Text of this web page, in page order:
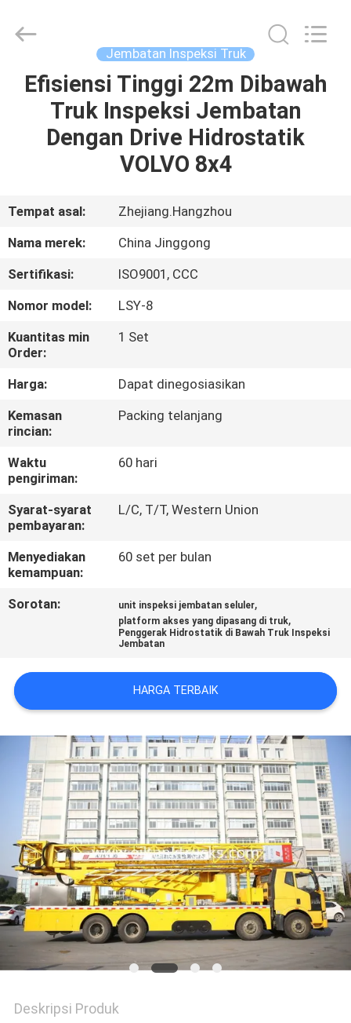
RUMAH
PRODUK
KAMI
PABRIK
KONTROL
KUALITAS
HUBUNGI
KAMI
BERITA
PERMINTAAN
PENAWARAN
KEBIJAKAN
PRIVASI
PURPOSE
VEHICLE
Reserved.
Jembatan Inspeksi Truk
Efisiensi Tinggi 22m Dibawah
Truk Inspeksi Jembatan
Dengan Drive Hidrostatik
VOLVO 8x4
Tempat asal:
Zhejiang.Hangzhou
Nama merek:
China Jinggong
Sertifikasi:
ISO9001, CCC
Nomor model:
LSY-8
Kuantitas min
Order:
1 Set
Harga:
Dapat dinegosiasikan
Kemasan
rincian:
Packing telanjang
Waktu
pengiriman:
60 hari
Syarat-syarat
pembayaran:
L/C, T/T, Western Union
Menyediakan
kemampuan:
60 set per bulan
Sorotan: unit inspeksi jembatan seluler,
platform akses yang dipasang di truk,
Penggerak Hidrostatik di Bawah Truk Inspeksi
Jembatan
HARGA TERBAIK
Deskripsi Produk